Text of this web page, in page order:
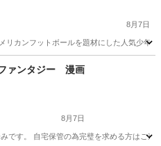
8月7日
リカンフットボールを題材にした人気少年
ガ、コミック、アニメ
ァンタジー 漫画
8月7日
です。 自宅保管の為完璧を求める方はご遠